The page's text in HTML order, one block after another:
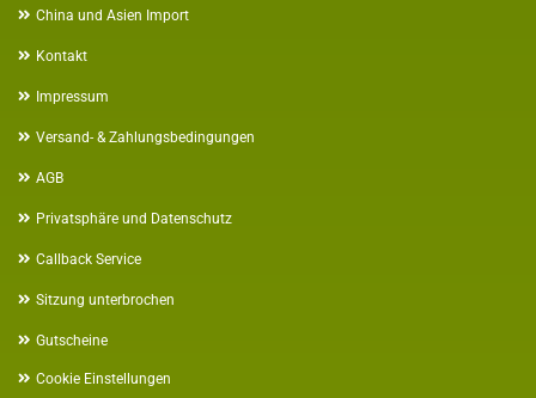
China und Asien Import
Kontakt
Impressum
Versand- & Zahlungsbedingungen
AGB
Privatsphäre und Datenschutz
Callback Service
Sitzung unterbrochen
Gutscheine
Cookie Einstellungen